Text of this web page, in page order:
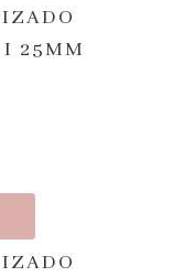
I 25MM